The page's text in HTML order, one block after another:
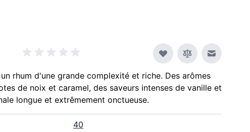
Envoyer
rhum d'une grande complexité et riche. Des arômes
de noix et caramel, des saveurs intenses de vanille et
longue et extrêmement onctueuse.
40